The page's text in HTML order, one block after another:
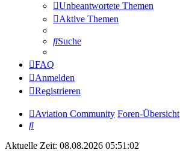
Unbeantwortete Themen
Aktive Themen
Suche
FAQ
Anmelden
Registrieren
Aviation Community Foren-Übersicht
Suche
Aktuelle Zeit: 08.08.2026 05:51:02